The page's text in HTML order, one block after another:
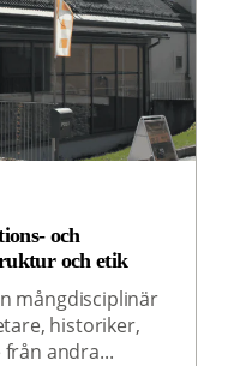
och
och etik
mångdisciplinär
historiker,
andra...